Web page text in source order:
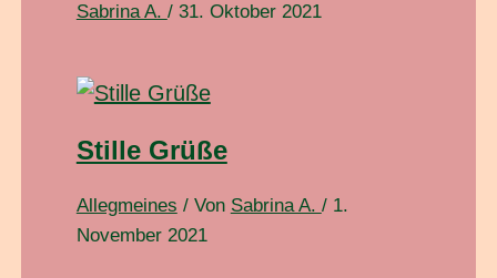
Sabrina A. / 31. Oktober 2021
Stille Grüße
Allegmeines / Von Sabrina A. / 1.
November 2021